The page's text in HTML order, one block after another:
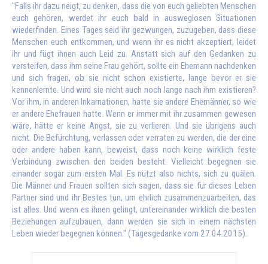
"Falls ihr dazu neigt, zu denken, dass die von euch geliebten Menschen
euch gehören, werdet ihr euch bald in ausweglosen Situationen
wiederfinden. Eines Tages seid ihr gezwungen, zuzugeben, dass diese
Menschen euch entkommen, und wenn ihr es nicht akzeptiert, leidet
ihr und fügt ihnen auch Leid zu. Anstatt sich auf den Gedanken zu
versteifen, dass ihm seine Frau gehört, sollte ein Ehemann nachdenken
und sich fragen, ob sie nicht schon existierte, lange bevor er sie
kennenlernte. Und wird sie nicht auch noch lange nach ihm existieren?
Vor ihm, in anderen Inkarnationen, hatte sie andere Ehemänner, so wie
er andere Ehefrauen hatte. Wenn er immer mit ihr zusammen gewesen
wäre, hätte er keine Angst, sie zu verlieren. Und sie übrigens auch
nicht. Die Befürchtung, verlassen oder verraten zu werden, die der eine
oder andere haben kann, beweist, dass noch keine wirklich feste
Verbindung zwischen den beiden besteht. Vielleicht begegnen sie
einander sogar zum ersten Mal. Es nützt also nichts, sich zu quälen.
Die Männer und Frauen sollten sich sagen, dass sie für dieses Leben
Partner sind und ihr Bestes tun, um ehrlich zusammenzuarbeiten, das
ist alles. Und wenn es ihnen gelingt, untereinander wirklich die besten
Beziehungen aufzubauen, dann werden sie sich in einem nächsten
Leben wieder begegnen können." (Tagesgedanke vom 27.04.2015).